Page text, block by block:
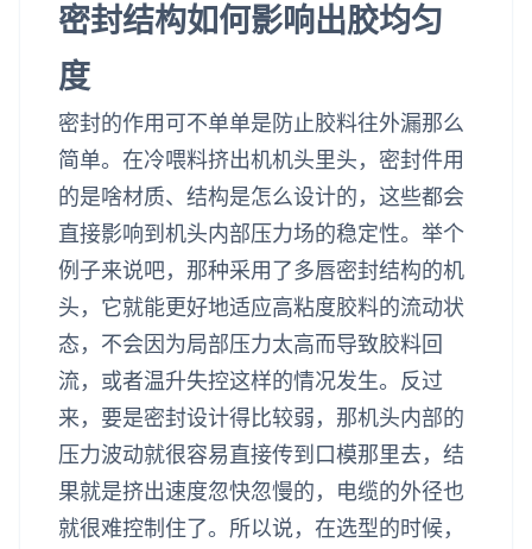
密封结构如何影响出胶均匀
度
密封的作用可不单单是防止胶料往外漏那么
简单。在冷喂料挤出机机头里头，密封件用
的是啥材质、结构是怎么设计的，这些都会
直接影响到机头内部压力场的稳定性。举个
例子来说吧，那种采用了多唇密封结构的机
头，它就能更好地适应高粘度胶料的流动状
态，不会因为局部压力太高而导致胶料回
流，或者温升失控这样的情况发生。反过
来，要是密封设计得比较弱，那机头内部的
压力波动就很容易直接传到口模那里去，结
果就是挤出速度忽快忽慢的，电缆的外径也
就很难控制住了。所以说，在选型的时候，